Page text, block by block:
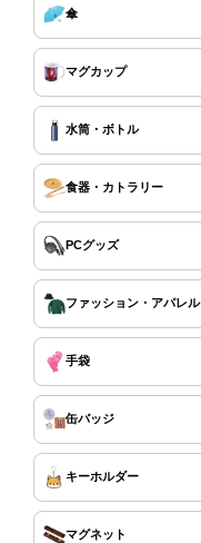
傘
マグカップ
水筒・ボトル
食器・カトラリー
PCグッズ
ファッション・アパレル
手袋
缶バッジ
キーホルダー
マグネット